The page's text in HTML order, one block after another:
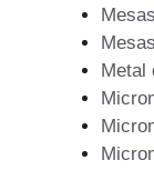
Mesas
Metal